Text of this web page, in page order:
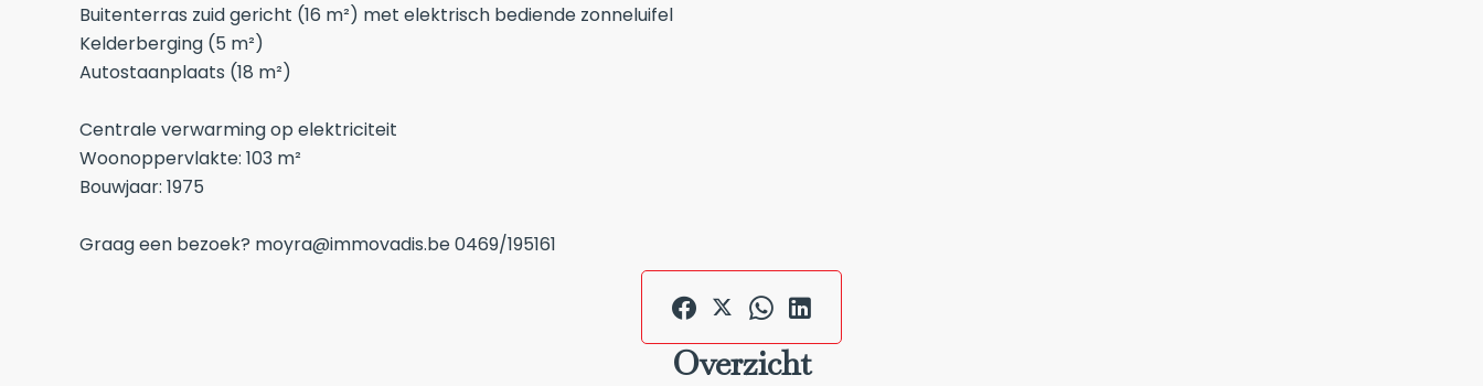
Buitenterras zuid gericht (16 m²) met elektrisch bediende zonneluifel
Kelderberging (5 m²)
Autostaanplaats (18 m²)
Centrale verwarming op elektriciteit
Woonoppervlakte: 103 m²
Bouwjaar: 1975
Graag een bezoek? moyra@immovadis.be 0469/195161
Overzicht